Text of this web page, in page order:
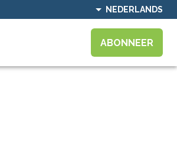
NEDERLANDS
ABONNEER